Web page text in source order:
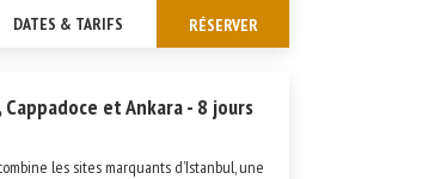
DATES & TARIFS RÉSERVER
et Ankara - 8 jours
les sites marquants d’Istanbul, une